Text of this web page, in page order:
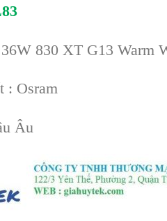
830 XT G13 Warm
: Osram
Âu